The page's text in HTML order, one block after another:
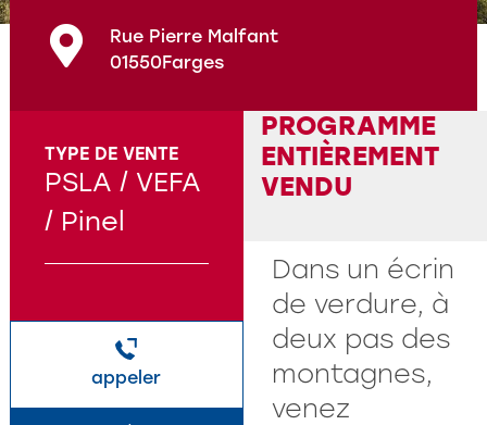
Rue Pierre Malfant
01550Farges
TYPE DE VENTE
PSLA / VEFA
/ Pinel
appeler
PROGRAMME
ENTIÈREMENT
VENDU
Dans un écrin
de verdure, à
deux pas des
montagnes,
venez